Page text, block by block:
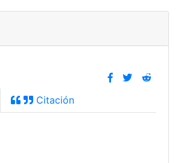
Citación